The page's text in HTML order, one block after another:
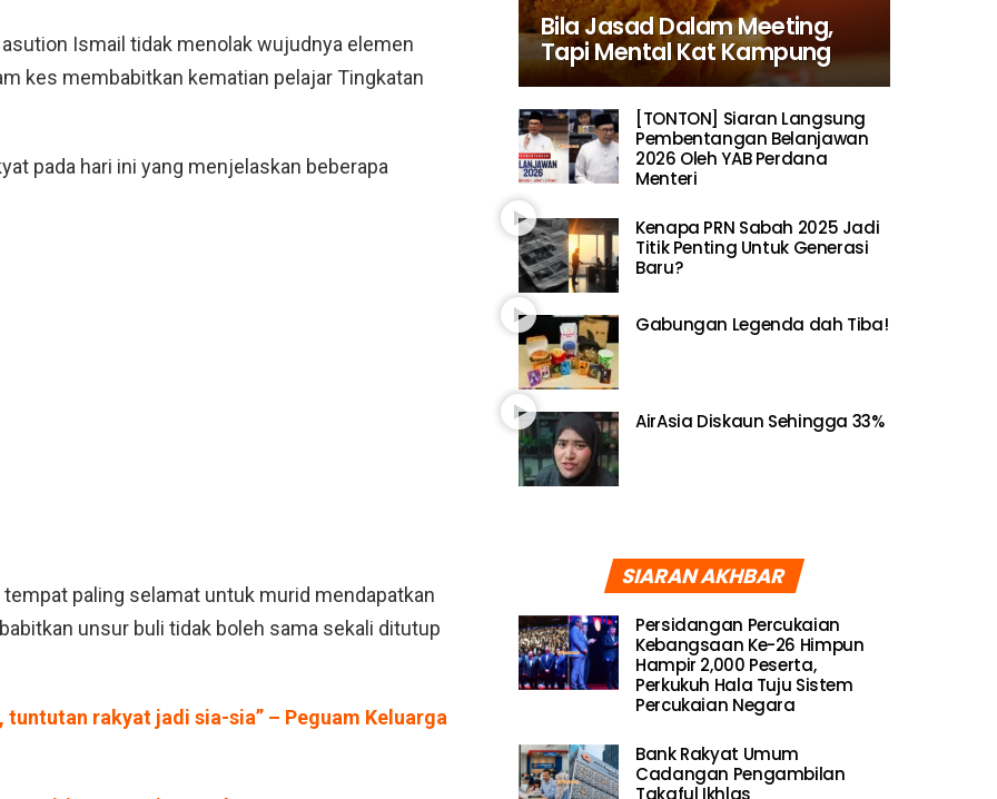
Ismail tidak menolak wujudnya elemen
kes membabitkan kematian pelajar Tingkatan
pada hari ini yang menjelaskan beberapa
paling selamat untuk murid mendapatkan
unsur buli tidak boleh sama sekali ditutup
tuntutan rakyat jadi sia-sia” – Peguam Keluarga
Bila Jasad Dalam Meeting,
Tapi Mental Kat Kampung
[TONTON] Siaran Langsung
Pembentangan Belanjawan
2026 Oleh YAB Perdana
Menteri
Kenapa PRN Sabah 2025 Jadi
Titik Penting Untuk Generasi
Baru?
Gabungan Legenda dah Tiba!
AirAsia Diskaun Sehingga 33%
SIARAN AKHBAR
Persidangan Percukaian
Kebangsaan Ke-26 Himpun
Hampir 2,000 Peserta,
Perkukuh Hala Tuju Sistem
Percukaian Negara
Bank Rakyat Umum
Cadangan Pengambilan
Takaful Ikhlas